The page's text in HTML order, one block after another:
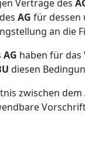
Verträge des
AG für dessen
an die
AG haben für
diesen
zwischen dem